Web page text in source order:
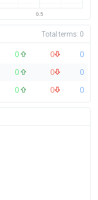
0.5
Total terms: 0
0 0
0
0 0
0
0 0 0